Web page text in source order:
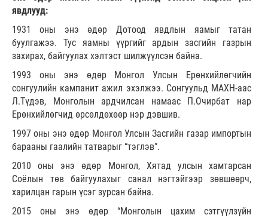
явдлууд:
1931 оны энэ өдөр Дотоод явдлын яамыг татан
буулгажээ. Тус яамны үүргийг ардын засгийн газрын
захирах, байгуулах хэлтэст шилжүүлсэн байна.
1993 оны энэ өдөр Монгол Улсын Ерөнхийлөгчийн
сонгуулийн кампанит ажил эхэлжээ. Сонгуульд МАХН-аас
Л.Түдэв, Монголын ардчилсан намаас П.Очирбат нар
Ерөнхийлөгчид өрсөлдөхөөр нэр дэвшив.
1997 оны энэ өдөр Монгол Улсын Засгийн газар импортын
барааны гаалийн татварыг “тэглэв”.
2010 оны энэ өдөр Монгол, Хятад улсын хамтарсан
Соёлын төв байгуулахыг санал нэгтэйгээр зөвшөөрч,
харилцан гарын үсэг зурсан байна.
2015 оны энэ өдөр “Монголын цахим сэтгүүлзүйн